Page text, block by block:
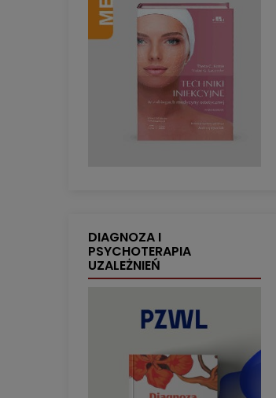
DIAGNOZA I
PSYCHOTERAPIA
UZALEŻNIEŃ